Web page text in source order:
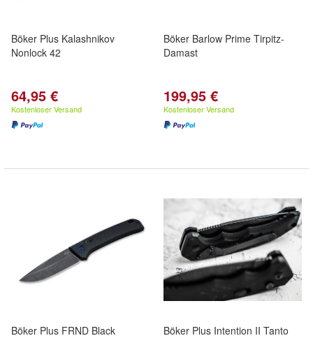
Böker Plus Kalashnikov
Nonlock 42
64,95 €
Kostenloser Versand
Böker Barlow Prime Tirpitz-
Damast
199,95 €
Kostenloser Versand
Böker Plus FRND Black Böker Plus Intention II Tanto